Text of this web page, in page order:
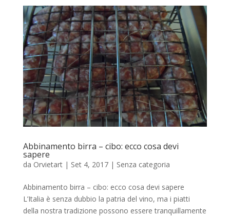
Abbinamento birra – cibo: ecco cosa devi
sapere
da Orvietart| Set 4, 2017| Senza categoria
Abbinamento birra – cibo: ecco cosa devi sapere
L’Italia è senza dubbio la patria del vino, ma i piatti
della nostra tradizione possono essere tranquillamente